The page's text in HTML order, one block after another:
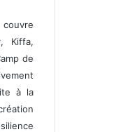
Kiffa,
de
à la